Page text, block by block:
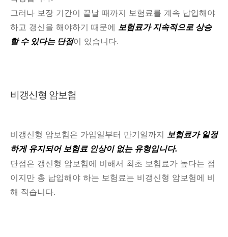
그러나 보장 기간이 끝날 때까지 보험료를 계속 납입해야
하고 갱신을 해야하기 때문에 보험료가 지속적으로 상승
할 수 있다는 단점이 있습니다.
비갱신형 암보험
비갱신형 암보험은 가입일부터 만기일까지 보험료가 일정
하게 유지되어 보험료 인상이 없는 유형입니다.
단점은 갱신형 암보험에 비해서 최초 보험료가 높다는 점
이지만 총 납입해야 하는 보험료는 비갱신형 암보험에 비
해 적습니다.